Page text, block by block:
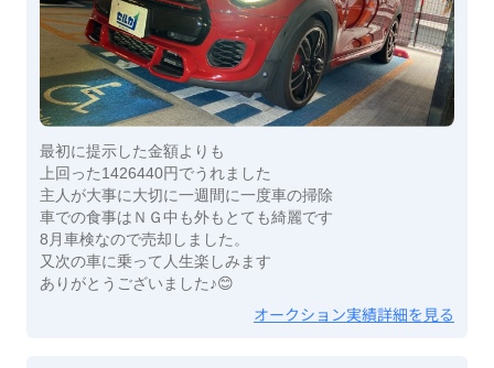
最初に提示した金額よりも
上回った1426440円でうれました
主人が大事に大切に一週間に一度車の掃除
車での食事はＮＧ中も外もとても綺麗です
8月車検なので売却しました。
又次の車に乗って人生楽しみます
ありがとうございました♪😊
オークション実績詳細を見る